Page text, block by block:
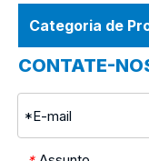
Categoria de
CONTATE-